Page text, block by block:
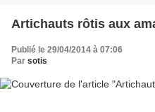
Artichauts rôtis aux
Publié le 29/04/2014 à 07:06
Par sotis